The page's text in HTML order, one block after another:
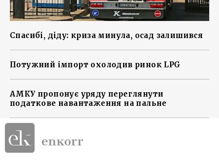
Спасибі, діду: криза минула, осад залишився
Потужний імпорт охолодив ринок LPG
АМКУ пропонує уряду переглянути
податкове навантаження на пальне